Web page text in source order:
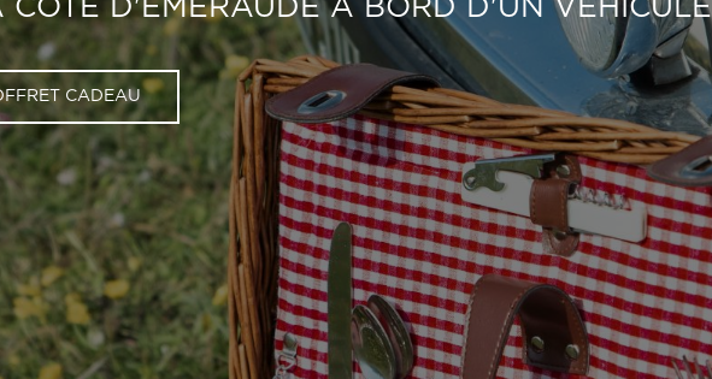
POUR LE PLUS BEAU JOUR DE VOTRE